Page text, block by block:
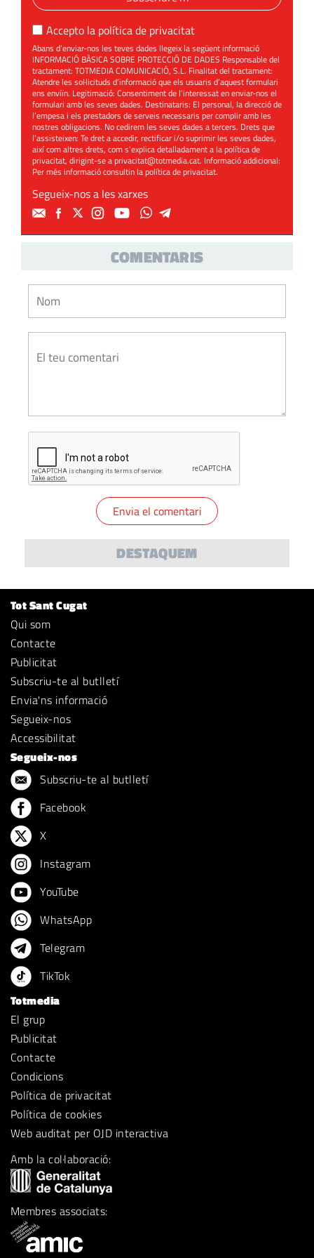
Accepto la política de privacitat
Abans d’enviar-nos les teves dades llegeix la següent informació
INFORMACIÓ BÀSICA SOBRE PROTECCIÓ DE DADES Responsable del
tractament: TOTMEDIA COMUNICACIÓ, S.L. Finalitat del tractament:
Atendre les sol·licituds d’informació que els usuaris d’aquest formulari
ens enviïn. Legitimació: Consentiment de l’interessat en enviar-nos el
formulari amb les seves dades. Destinataris: El personal, la direcció de
l’empesa i els prestadors de serveis necessaris per complir amb les
nostres obligacions. No cedirem les seves dades a tercers. Drets que
l’assisteixen: Te dret a accedir, rectificar i/o suprimir les seves dades,
així com altres drets, com s’explica detalladament a la política de
privacitat, dirigint-se aprivacitat@totmedia.cat. Informació addicional:
Per més informació consultin lapolítica de privacitat.
Segueix-nos a les xarxes
COMENTARIS
DESTAQUEM
Tot Sant Cugat
Qui som
Contacte
Publicitat
Subscriu-te al butlletí
Envia'ns informació
Segueix-nos
Accessibilitat
Segueix-nos
Subscriu-te al butlletí
Facebook
X
Instagram
YouTube
WhatsApp
Telegram
TikTok
Totmedia
El grup
Publicitat
Contacte
Condicions
Política de privacitat
Política de cookies
Web auditat per OJD interactiva
Amb la col·laboració:
Membres associats: